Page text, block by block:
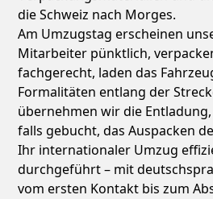
die Schweiz nach Morges.
Am Umzugstag erscheinen
Mitarbeiter pünktlich,
fachgerecht, laden das
Formalitäten entlang der
übernehmen wir die
falls gebucht, das Auspacken
Ihr internationaler Umzug
durchgeführt – mit
vom ersten Kontakt bis zum